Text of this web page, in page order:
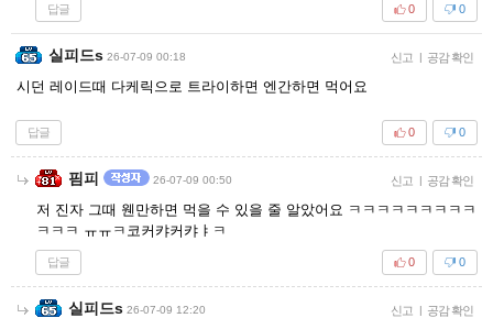
답글 0
0
실피드s 26-07-09 00:18 신고 | 공감 확인
시던 레이드때 다케릭으로 트라이하면 엔간하면 먹어요
답글 0
0
핌피 26-07-09 00:50 신고 | 공감 확인
저 진자 그때 웬만하면 먹을 수 있을 줄 알았어요 ㅋㅋㅋㅋㅋㅋㅋㅋㅋ
ㅋㅋㅋ ㅠㅠㅋ코커캬커캬ㅑㅋ
답글 0
0
실피드s 26-07-09 12:20 신고 | 공감 확인